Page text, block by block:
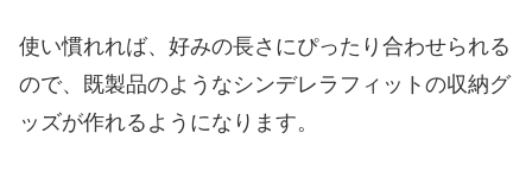
使い慣れれば、好みの長さにぴったり合わせられる
ので、既製品のようなシンデレラフィットの収納グ
ッズが作れるようになります。